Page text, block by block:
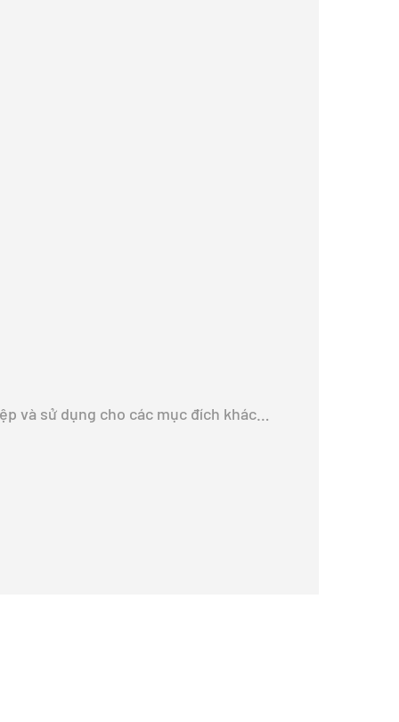
và sử dụng cho các mục đích khác…